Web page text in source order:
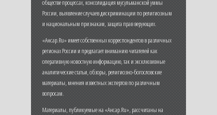
обществе процессах, консолидация мусульманской уммы
России, выявление случаев дискриминации по религиозным
и национальным признакам, защита прав верующих.
«Ансар.Ru» имеет собственных корреспондентов в различных
регионах России и предлагает вниманию читателей как
оперативную новостную информацию, так и эксклюзивные
аналитические статьи, обзоры, религиозно-богословские
материалы, мнения известных экспертов по различным
вопросам.
Материалы, публикуемые на «Ансар.Ru», рассчитаны на